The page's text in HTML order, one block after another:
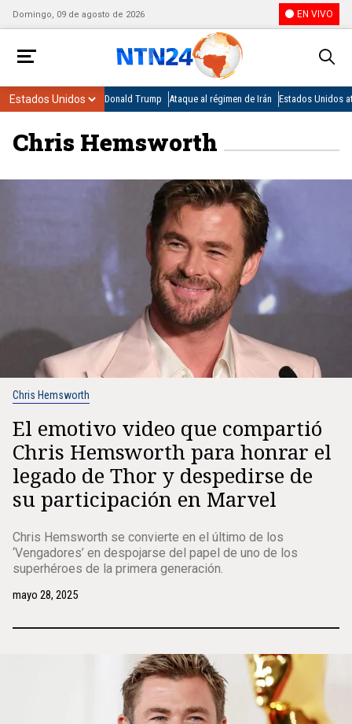
Domingo, 09 de agosto de 2026 EN VIVO
Donald Trump Ataque al régimen de Irán Estados Unidos
Chris Hemsworth
Chris Hemsworth
El emotivo video que compartió
Chris Hemsworth para honrar el
legado de Thor y despedirse de
su participación en Marvel
Chris Hemsworth se convierte en el último de los
‘Vengadores’ en despojarse del papel de uno de los
superhéroes de la primera generación.
mayo 28, 2025